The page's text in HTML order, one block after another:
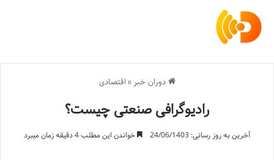
دوران خبر » اقتصادی
رادیوگرافی صنعتی چیست؟
آخرین به روز رسانی: 24/06/1403 خواندن این مطلب 4 دقیقه زمان میبرد